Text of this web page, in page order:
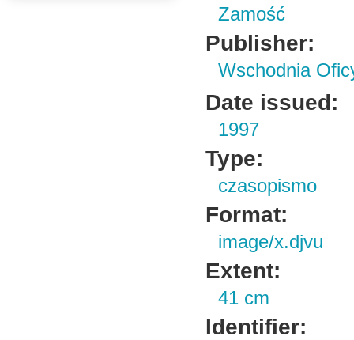
Zamość
Publisher:
Wschodnia
Date issued:
1997
Type:
czasopismo
Format:
image/x.djvu
Extent:
41 cm
Identifier: